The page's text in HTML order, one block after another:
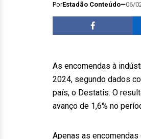
PorEstadão Conteúdo 06/
As encomendas à
2024, segundo dados
país, o Destatis. O
avanço de 1,6% no
Apenas as